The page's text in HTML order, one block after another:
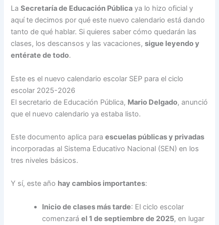
LaSecretaría de Educación Pública ya lo hizo oficial y
aquí te decimos por qué este nuevo calendario está dando
tanto de qué hablar. Si quieres saber cómo quedarán las
clases, los descansos y las vacaciones,sigue leyendo y
entérate de todo.
Este es el nuevo calendario escolar SEP para el ciclo
escolar 2025-2026
El secretario de Educación Pública, Mario Delgado, anunció
que el nuevo calendario ya estaba listo.
Este documento aplica paraescuelas públicas y privadas
incorporadas al Sistema Educativo Nacional (SEN) en los
tres niveles básicos.
Y sí, este año hay cambios importantes:
Inicio de clases más tarde: El ciclo escolar
comenzaráel 1 de septiembre de 2025, en lugar